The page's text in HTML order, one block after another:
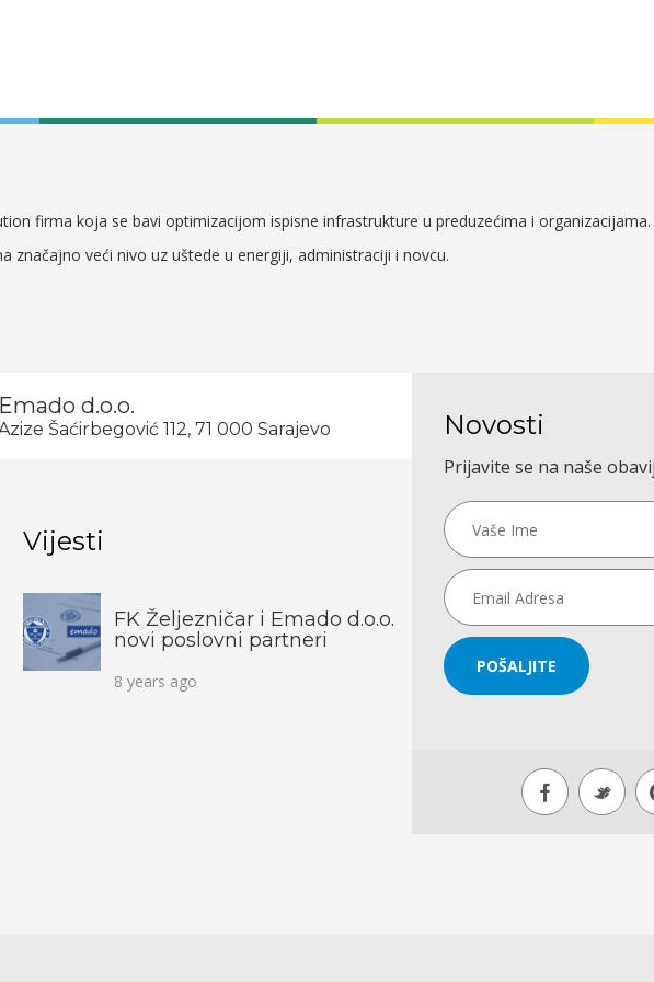
firma koja se bavi optimizacijom ispisne infrastrukture u preduzećima i
značajno veći nivo uz uštede u energiji, administraciji i novcu.
Emado d.o.o.
Šaćirbegović 112, 71 000 Sarajevo
Vijesti
FK Željezničar i Emado d.o.o.
novi poslovni partneri
8 years ago
Novosti
Prijavite se na naše
POŠALJITE